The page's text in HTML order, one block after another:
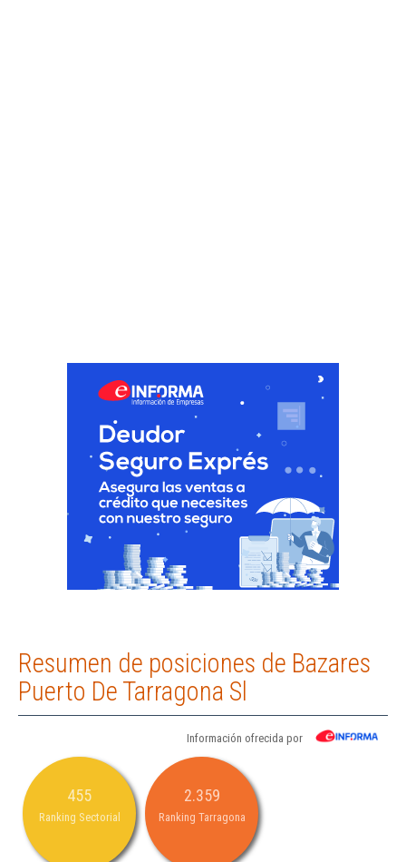
Resumen de posiciones de Bazares
Puerto De Tarragona Sl
Información ofrecida por
455
Ranking Sectorial
2.359
Ranking Tarragona